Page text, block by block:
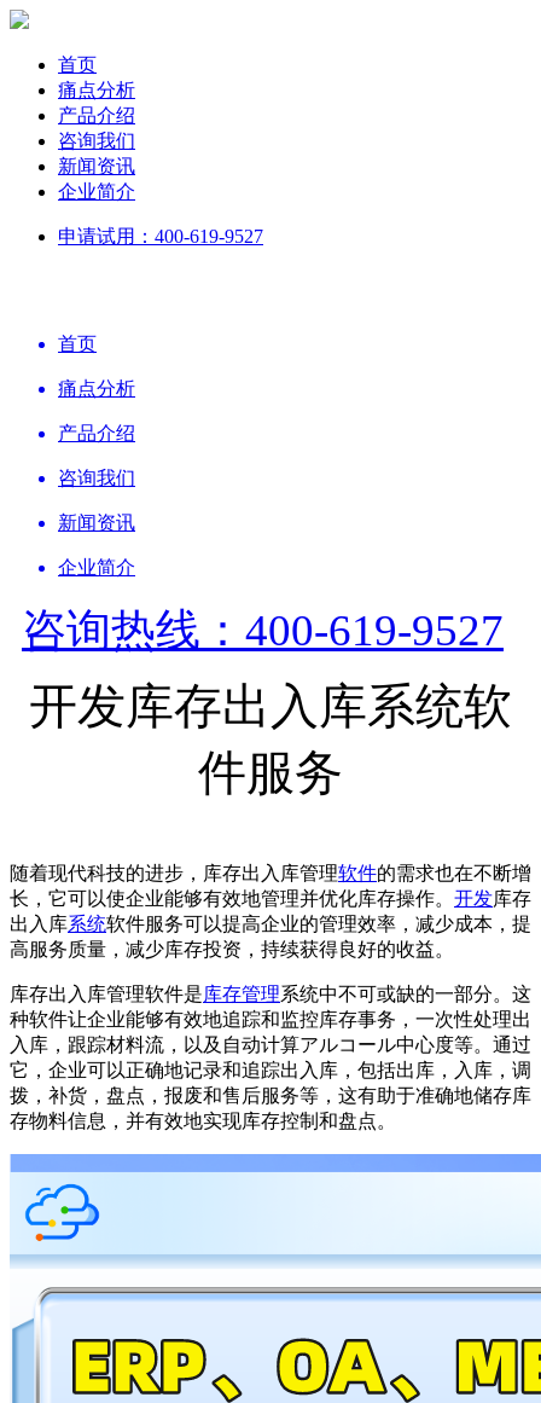
首页
痛点分析
产品介绍
咨询我们
新闻资讯
企业简介
申请试用：400-619-9527
首页
痛点分析
产品介绍
咨询我们
新闻资讯
企业简介
咨询热线：400-619-9527
开发库存出入库系统软
件服务
随着现代科技的进步，库存出入库管理软件的需求也在不断增
长，它可以使企业能够有效地管理并优化库存操作。 开发库存
出入库系统软件服务可以提高企业的管理效率，减少成本，提
高服务质量，减少库存投资，持续获得良好的收益。
库存出入库管理软件是库存管理系统中不可或缺的一部分。这
种软件让企业能够有效地追踪和监控库存事务，一次性处理出
入库，跟踪材料流，以及自动计算アルコール中心度等。通过
它，企业可以正确地记录和追踪出入库，包括出库，入库，调
拨，补货，盘点，报废和售后服务等，这有助于准确地储存库
存物料信息，并有效地实现库存控制和盘点。